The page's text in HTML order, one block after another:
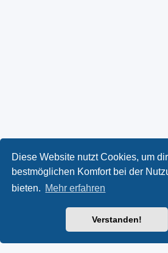
Diese Website nutzt Cookies, um
bestmöglichen Komfort bei der
bieten. Mehr erfahren
Verstanden!